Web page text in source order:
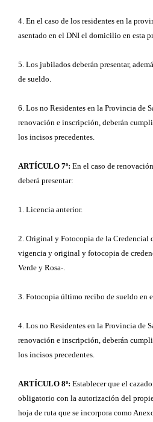
4. En el caso de los residentes en la
asentado en el DNI el domicilio en esta
5. Los jubilados deberán presentar,
de sueldo.
6. Los no Residentes en la Provincia de
renovación e inscripción, deberán
los incisos precedentes.
ARTÍCULO 7º: En el caso de
deberá presentar:
1. Licencia anterior.
2. Original y Fotocopia de la Credencial
vigencia y original y fotocopia de
Verde y Rosa-.
3. Fotocopia último recibo de sueldo en
4. Los no Residentes en la Provincia de
renovación e inscripción, deberán
los incisos precedentes.
ARTÍCULO 8º: Establecer que el
obligatorio con la autorización del
hoja de ruta que se incorpora como